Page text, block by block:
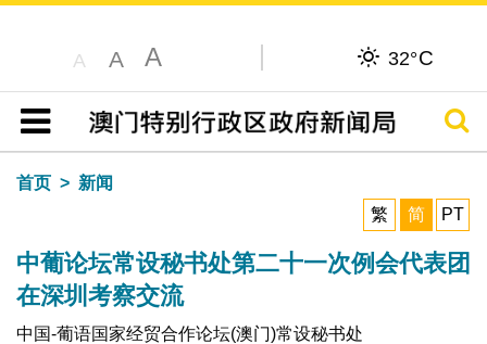
A A A 32°C
目录
搜寻
首页
新闻
繁
简 PT
中葡论坛常设秘书处第二十一次例会代表团
在深圳考察交流
中国-葡语国家经贸合作论坛(澳门)常设秘书处